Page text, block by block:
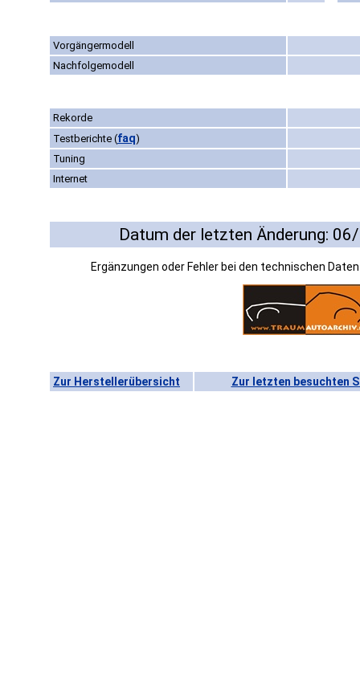
Vorgängermodell
Nachfolgemodell
Rekorde
Testberichte (faq)
Tuning
Internet
Datum der letzten Änderung:
Ergänzungen oder Fehler bei den technischen
Zur Herstellerübersicht Zur letzten besuchten